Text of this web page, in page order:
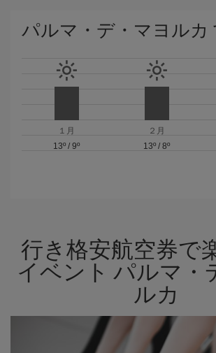
パルマ・デ・マヨルカ
１月
13º /9º
２月
13º / 8º
行き格安航空券で
イベント パルマ・
ルカ